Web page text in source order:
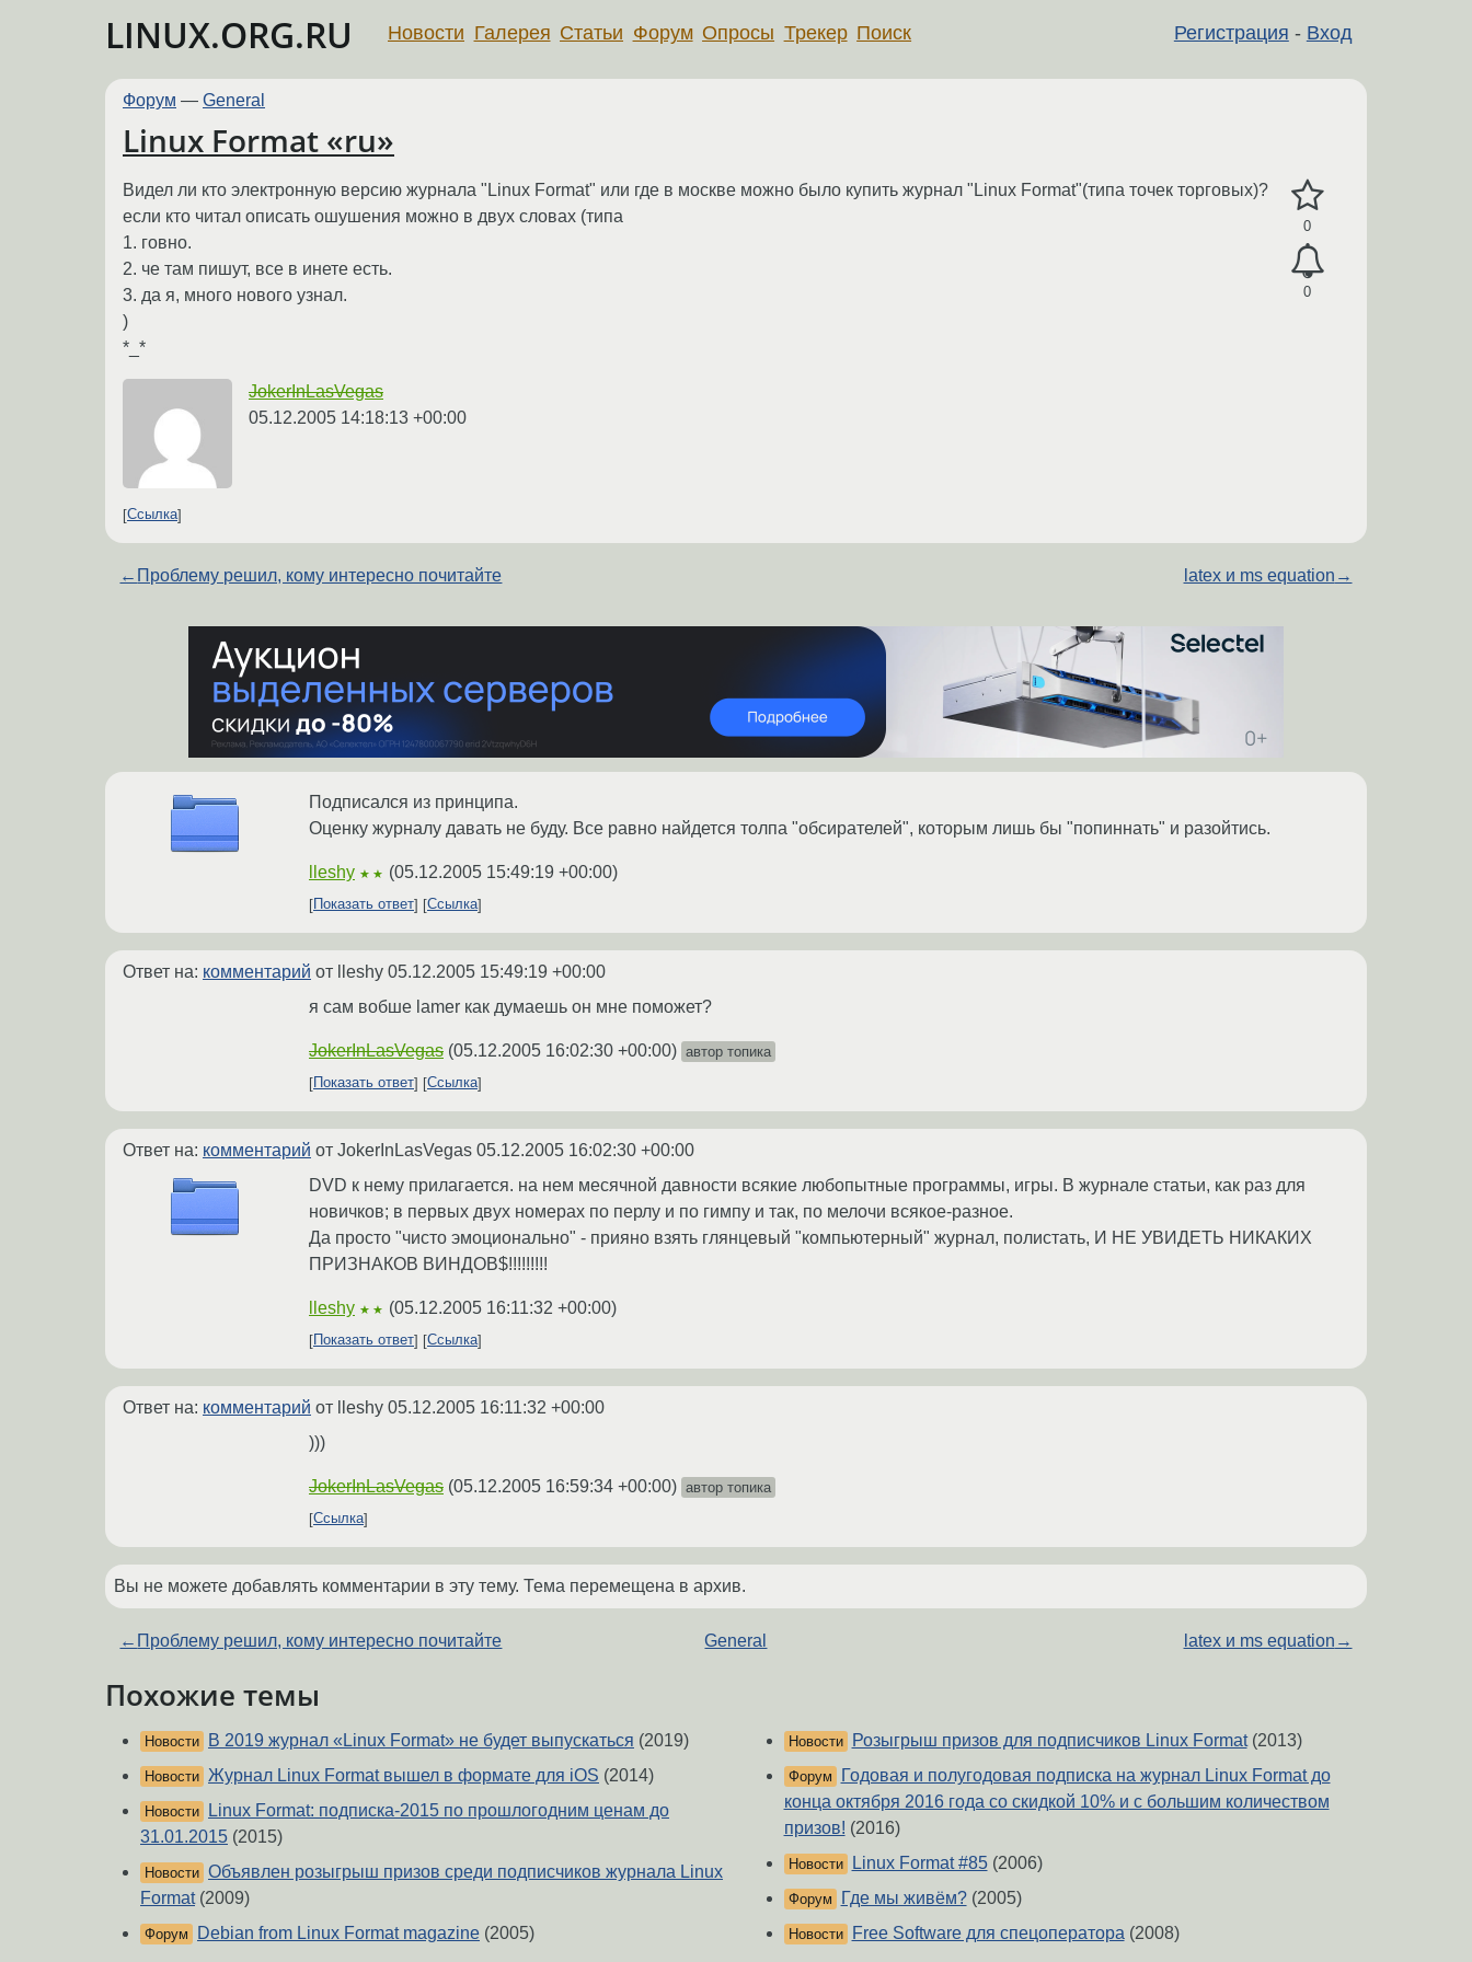
LINUX.ORG.RU Регистрация - Вход
Новости Галерея Статьи Форум Опросы Трекер Поиск
Форум — General
Linux Format «ru»
0
0
Видел ли кто электронную версию журнала "Linux Format" или где в москве можно было купить журнал "Linux Format"(типа точек торговых)?
если кто читал описать ошушения можно в двух словах (типа
1. говно.
2. че там пишут, все в инете есть.
3. да я, много нового узнал.
)
*_*
JokerInLasVegas
05.12.2005 14:18:13 +00:00
Ссылка
← Проблему решил, кому интересно почитайте latex и ms equation →
Подписался из принципа.
Оценку журналу давать не буду. Все равно найдется толпа "обсирателей", которым лишь бы "попиннать" и разойтись.
lleshy ★★ (05.12.2005 15:49:19 +00:00)
Показать ответ Ссылка
Ответ на: комментарий от lleshy 05.12.2005 15:49:19 +00:00
я сам вобше lamer как думаешь он мне поможет?
JokerInLasVegas (05.12.2005 16:02:30 +00:00) автор топика
Показать ответ
Ссылка
Ответ на: комментарий от JokerInLasVegas 05.12.2005 16:02:30 +00:00
DVD к нему прилагается. на нем месячной давности всякие любопытные программы, игры. В журнале статьи, как раз для
новичков; в первых двух номерах по перлу и по гимпу и так, по мелочи всякое-разное.
Да просто "чисто эмоционально" - прияно взять глянцевый "компьютерный" журнал, полистать, И НЕ УВИДЕТЬ НИКАКИХ
ПРИЗНАКОВ ВИНДОВ$!!!!!!!!!
lleshy ★★ (05.12.2005 16:11:32 +00:00)
Показать ответ Ссылка
Ответ на: комментарий от lleshy 05.12.2005 16:11:32 +00:00
)))
JokerInLasVegas (05.12.2005 16:59:34 +00:00) автор топика
Ссылка
Вы не можете добавлять комментарии в эту тему. Тема перемещена в архив.
← Проблему решил, кому интересно почитайте General latex и ms equation →
Похожие темы
Новости В 2019 журнал «Linux Format» не будет выпускаться (2019)
Новости Журнал Linux Format вышел в формате для iOS (2014)
Новости
Linux Format: подписка-2015 по прошлогодним ценам до
31.01.2015 (2015)
Новости Объявлен розыгрыш призов среди подписчиков журнала Linux
Format(2009)
Форум Debian from Linux Format magazine (2005)
Новости Розыгрыш призов для подписчиков Linux Format(2013)
Форум
Годовая и полугодовая подписка на журнал Linux Format до
конца октября 2016 года со скидкой 10% и с большим количеством
призов! (2016)
Новости Linux Format #85(2006)
Форум Где мы живём?(2005)
Новости Free Software для спецоператора(2008)